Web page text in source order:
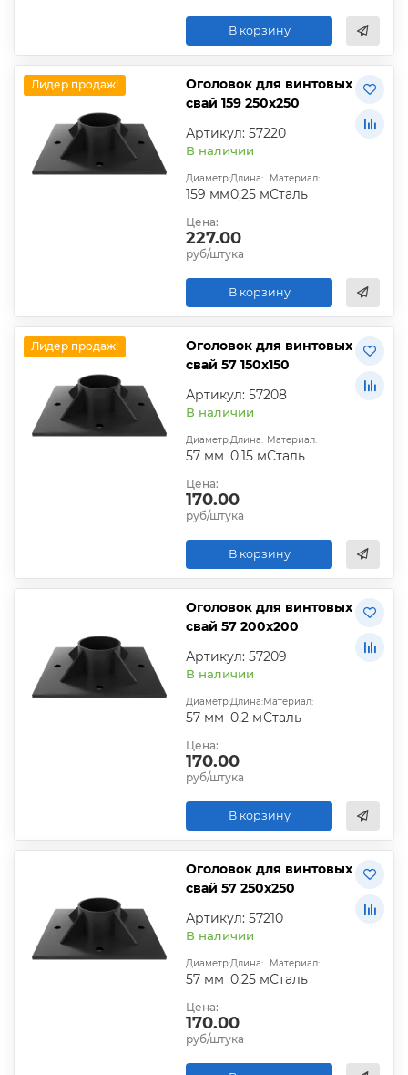
В корзину
Лидер продаж!
Оголовок для винтовых
свай 159 250х250
Артикул: 57220
В наличии
Диаметр:
159 мм
Длина:
0,25 м
Материал:
Сталь
Цена:
227.00
руб/штука
В корзину
Лидер продаж!
Оголовок для винтовых
свай 57 150х150
Артикул: 57208
В наличии
Диаметр:
57 мм
Длина:
0,15 м
Материал:
Сталь
Цена:
170.00
руб/штука
В корзину
Оголовок для винтовых
свай 57 200х200
Артикул: 57209
В наличии
Диаметр:
57 мм
Длина:
0,2 м
Материал:
Сталь
Цена:
170.00
руб/штука
В корзину
Оголовок для винтовых
свай 57 250х250
Артикул: 57210
В наличии
Диаметр:
57 мм
Длина:
0,25 м
Материал:
Сталь
Цена:
170.00
руб/штука